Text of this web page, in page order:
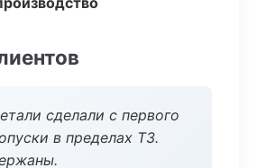
сделали с первого
в пределах ТЗ.